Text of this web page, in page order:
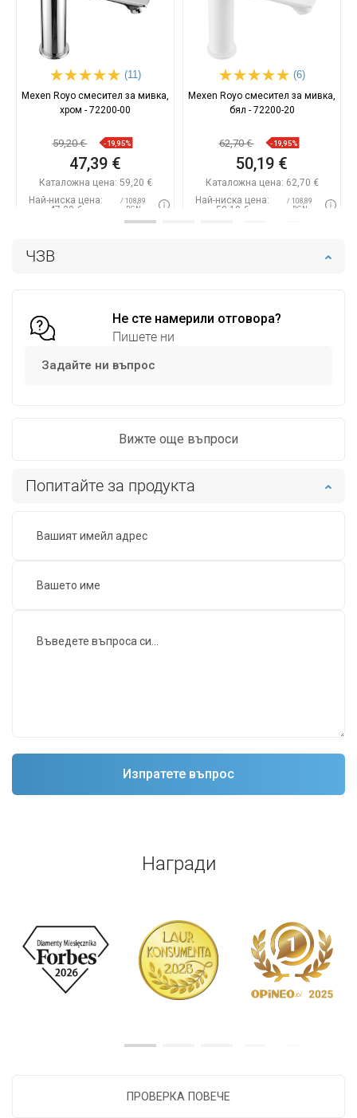
ЧЗВ
Не сте намерили отговора?
Пишете ни
Задайте ни въпрос
Вижте още въпроси
Попитайте за продукта
(11)
Mexen Royo смесител за мивка,
хром - 72200-00
59,20 € -19,95%
47,39 €
Каталожна цена: 59,20 €
Най-ниска цена:
47,39 €
/ 108,89
BGN
Добави в количката
(6)
Mexen Royo смесител за мивка,
бял - 72200-20
62,70 € -19,95%
50,19 €
Каталожна цена: 62,70 €
Най-ниска цена:
50,19 €
/ 108,89
BGN
Добави в количката
Награди
ПРОВЕРКА ПОВЕЧЕ